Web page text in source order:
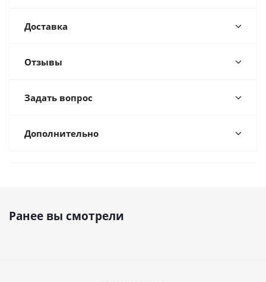
Доставка
Отзывы
Задать вопрос
Дополнительно
Ранее вы смотрели